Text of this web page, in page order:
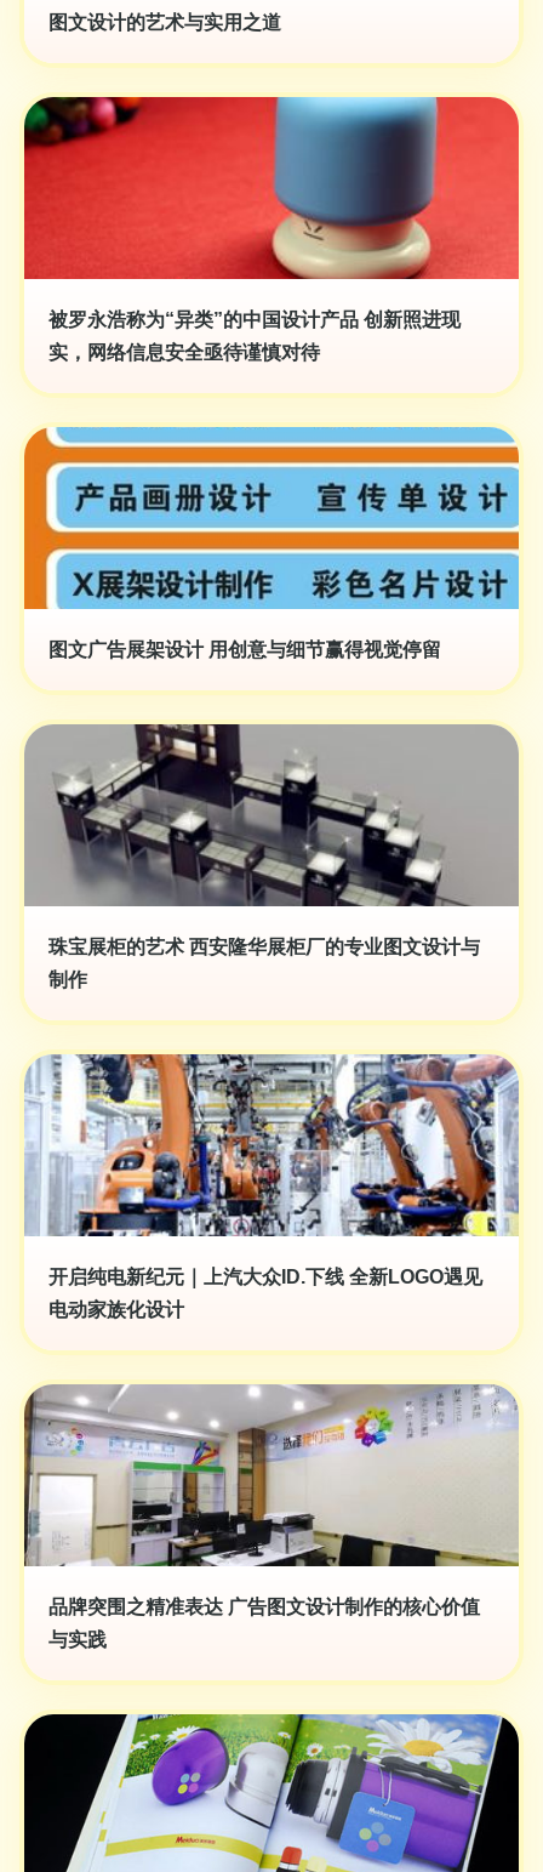
图文设计的艺术与实用之道
被罗永浩称为“异类”的中国设计产品 创新照进现
实，网络信息安全亟待谨慎对待
图文广告展架设计 用创意与细节赢得视觉停留
珠宝展柜的艺术 西安隆华展柜厂的专业图文设计与
制作
开启纯电新纪元｜上汽大众ID.下线 全新LOGO遇见
电动家族化设计
品牌突围之精准表达 广告图文设计制作的核心价值
与实践